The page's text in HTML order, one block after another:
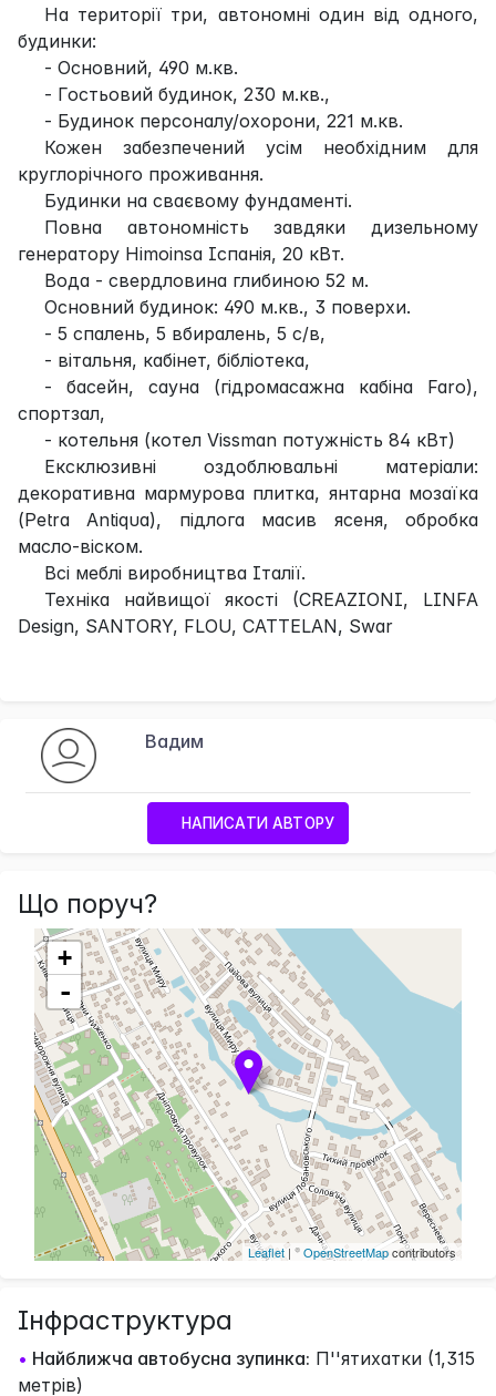
На території три, автономні один від одного,
будинки:
- Основний, 490 м.кв.
- Гостьовий будинок, 230 м.кв.,
- Будинок персоналу/охорони, 221 м.кв.
Кожен забезпечений усім необхідним для
круглорічного проживання.
Будинки на сваєвому фундаменті.
Повна автономність завдяки дизельному
генератору Himoinsa Іспанія, 20 кВт.
Вода - свердловина глибиною 52 м.
Основний будинок: 490 м.кв., 3 поверхи.
- 5 спалень, 5 вбиралень, 5 с/в,
- вітальня, кабінет, бібліотека,
- басейн, сауна (гідромасажна кабіна Faro),
спортзал,
- котельня (котел Vissman потужність 84 кВт)
Ексклюзивні оздоблювальні матеріали:
декоративна мармурова плитка, янтарна мозаїка
(Petra Antiqua), підлога масив ясеня, обробка
масло-віском.
Всі меблі виробництва Італії.
Техніка найвищої якості (СREAZIONI, LINFA
Design, SANTORY, FLOU, CATTELAN, Swar
Вадим
НАПИСАТИ АВТОРУ
Що поруч?
+
-
Leaflet | ©OpenStreetMapcontributors
Інфраструктура
• Найближча автобусна зупинка: П''ятихатки (1,315
метрів)